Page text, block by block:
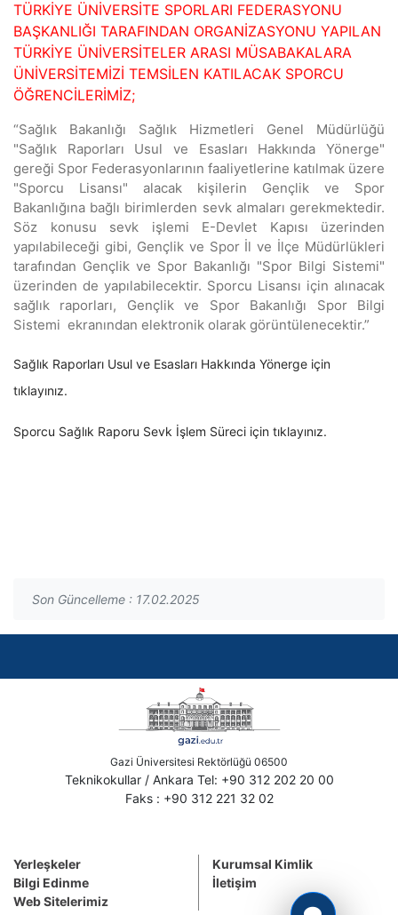
TÜRKİYE ÜNİVERSİTE SPORLARI FEDERASYONU
BAŞKANLIĞI TARAFINDAN ORGANİZASYONU YAPILAN
TÜRKİYE ÜNİVERSİTELER ARASI MÜSABAKALARA
ÜNİVERSİTEMİZİ TEMSİLEN KATILACAK SPORCU
ÖĞRENCİLERİMİZ;
“Sağlık Bakanlığı Sağlık Hizmetleri Genel Müdürlüğü
"Sağlık Raporları Usul ve Esasları Hakkında Yönerge"
gereği Spor Federasyonlarının faaliyetlerine katılmak üzere
"Sporcu Lisansı" alacak kişilerin Gençlik ve Spor
Bakanlığına bağlı birimlerden sevk almaları gerekmektedir.
Söz konusu sevk işlemi E-Devlet Kapısı üzerinden
yapılabileceği gibi, Gençlik ve Spor İl ve İlçe Müdürlükleri
tarafından Gençlik ve Spor Bakanlığı "Spor Bilgi Sistemi"
üzerinden de yapılabilecektir. Sporcu Lisansı için alınacak
sağlık raporları, Gençlik ve Spor Bakanlığı Spor Bilgi
Sistemi ekranından elektronik olarak görüntülenecektir.”
Sağlık Raporları Usul ve Esasları Hakkında Yönerge için
tıklayınız.
Sporcu Sağlık Raporu Sevk İşlem Süreci için tıklayınız.
Son Güncelleme : 17.02.2025
Gazi Üniversitesi Rektörlüğü 06500
Teknikokullar / Ankara Tel: +90 312 202 20 00
Faks : +90 312 221 32 02
Yerleşkeler
Bilgi Edinme
Web Sitelerimiz
Kurumsal Kimlik
İletişim